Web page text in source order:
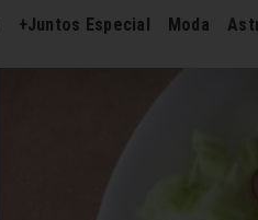
+Juntos Especial Moda